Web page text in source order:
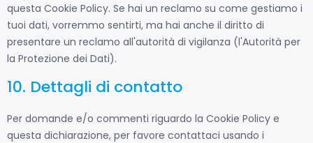
questa Cookie Policy. Se hai un reclamo su come gestiamo i
tuoi dati, vorremmo sentirti, ma hai anche il diritto di
presentare un reclamo all'autorità di vigilanza (l'Autorità per
la Protezione dei Dati).
10. Dettagli di contatto
Per domande e/o commenti riguardo la Cookie Policy e
questa dichiarazione, per favore contattaci usando i